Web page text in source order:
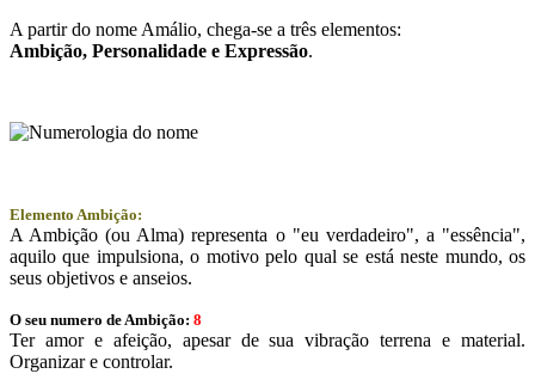
A partir do nome Amálio, chega-se a três elementos:
Ambição, Personalidade e Expressão.
Elemento Ambição:
A Ambição (ou Alma) representa o "eu verdadeiro", a "essência",
aquilo que impulsiona, o motivo pelo qual se está neste mundo, os
seus objetivos e anseios.
O seu numero de Ambição: 8
Ter amor e afeição, apesar de sua vibração terrena e material.
Organizar e controlar.